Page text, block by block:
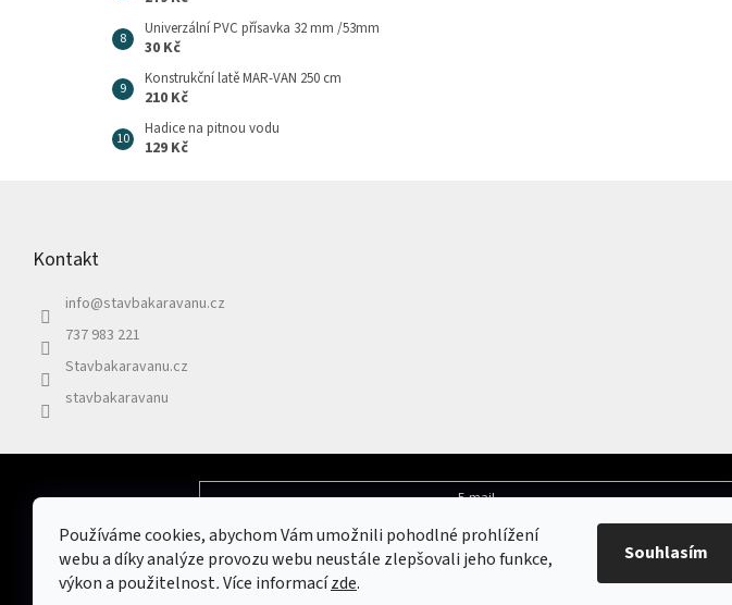
Používáme cookies, abychom Vám umožnili pohodlné prohlížení
webu a díky analýze provozu webu neustále zlepšovali jeho funkce,
výkon a použitelnost.Více informacízde.
Souhlasím
Univerzální PVC přísavka 32 mm /53mm
30 Kč
Konstrukční latě MAR-VAN 250 cm
210 Kč
Hadice na pitnou vodu
129 Kč
Kontakt
info@stavbakaravanu.cz
737 983 221
Stavbakaravanu.cz
stavbakaravanu
Odebírat newsletter E-mail
Vložením e-mailu souhlasíte spodmínkami ochrany osobních údajů